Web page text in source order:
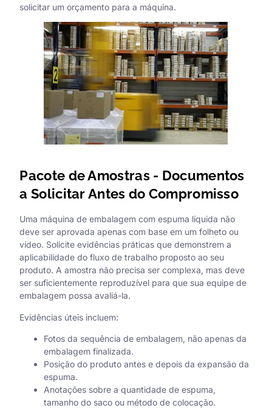
solicitar um orçamento para a máquina.
Pacote de Amostras - Documentos
a Solicitar Antes do Compromisso
Uma máquina de embalagem com espuma líquida não
deve ser aprovada apenas com base em um folheto ou
vídeo. Solicite evidências práticas que demonstrem a
aplicabilidade do fluxo de trabalho proposto ao seu
produto. A amostra não precisa ser complexa, mas deve
ser suficientemente reproduzível para que sua equipe de
embalagem possa avaliá-la.
Evidências úteis incluem:
Fotos da sequência de embalagem, não apenas da
embalagem finalizada.
Posição do produto antes e depois da expansão da
espuma.
Anotações sobre a quantidade de espuma,
tamanho do saco ou método de colocação.